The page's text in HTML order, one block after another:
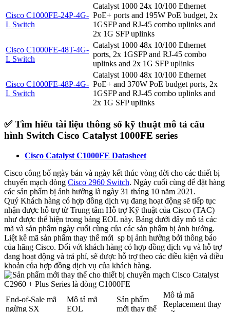
Cisco C1000FE-24P-4G-
L Switch
Catalyst 1000 24x 10/100 Ethernet
PoE+ ports and 195W PoE budget, 2x
1GSFP and RJ-45 combo uplinks and
2x 1G SFP uplinks
Cisco C1000FE-48T-4G-
L Switch
Catalyst 1000 48x 10/100 Ethernet
ports, 2x 1GSFP and RJ-45 combo
uplinks and 2x 1G SFP uplinks
Cisco C1000FE-48P-4G-
L Switch
Catalyst 1000 48x 10/100 Ethernet
PoE+ and 370W PoE budget ports, 2x
1GSFP and RJ-45 combo uplinks and
2x 1G SFP uplinks
✅ Tìm hiểu tài liệu thông số kỹ thuật mô tả cấu
hình Switch Cisco Catalyst 1000FE series
Cisco Catalyst C1000FE Datasheet
Cisco công bố ngày bán và ngày kết thúc vòng đời cho các thiết bị
chuyển mạch dòng Cisco 2960 Switch. Ngày cuối cùng để đặt hàng
các sản phẩm bị ảnh hưởng là ngày 31 tháng 10 năm 2021.
Quý Khách hàng có hợp đồng dịch vụ đang hoạt động sẽ tiếp tục
nhận được hỗ trợ từ Trung tâm Hỗ trợ Kỹ thuật của Cisco (TAC)
như được thể hiện trong bảng EOL này. Bảng dưới đây mô tả các
mã và sản phẩm ngày cuối cùng của các sản phẩm bị ảnh hưởng.
Liệt kê mã sản phẩm thay thế mới sp bị ảnh hưởng bởi thông báo
của hãng Cisco. Đối với khách hàng có hợp đồng dịch vụ và hỗ trợ
đang hoạt động và trả phí, sẽ được hỗ trợ theo các điều kiện và điều
khoản của hợp đồng dịch vụ của khách hàng.
End-of-Sale mã
ngừng SX
Mô tả mã
EOL
Sản phẩm
mới thay thế
Mô tả mã
Replacement thay